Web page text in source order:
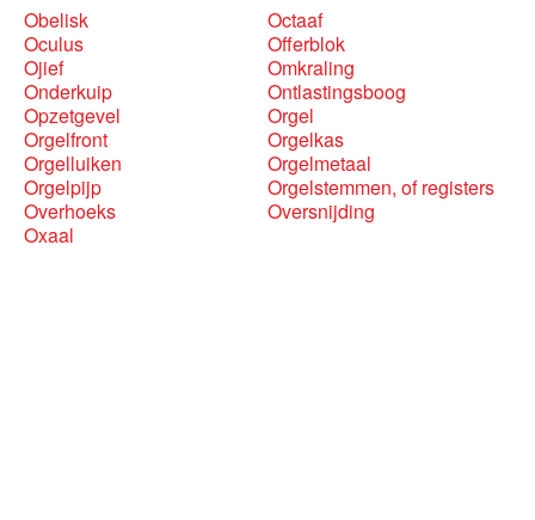
Obelisk
Octaaf
Oculus
Offerblok
Ojief
Omkraling
Onderkuip
Ontlastingsboog
Opzetgevel
Orgel
Orgelfront
Orgelkas
Orgelluiken
Orgelmetaal
Orgelpijp
Orgelstemmen, of registers
Overhoeks
Oversnijding
Oxaal